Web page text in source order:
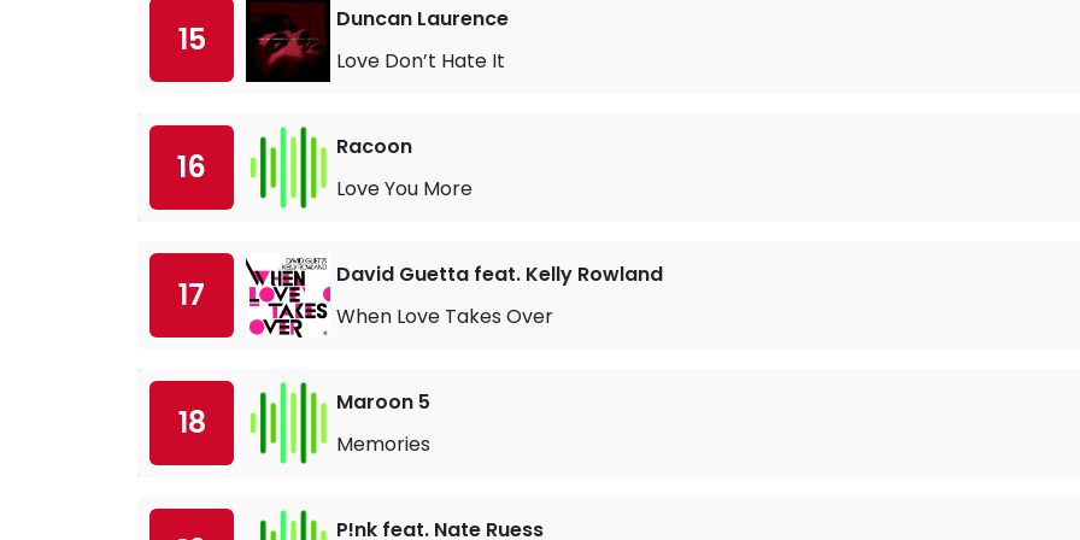
15
Duncan Laurence
Love Don’t Hate It
16
Racoon
Love You More
17
David Guetta feat. Kelly Rowland
When Love Takes Over
18
Maroon 5
Memories
P!nk feat. Nate Ruess